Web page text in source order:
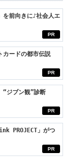
PR
を前向きに♪社会人エ
PR
ードの都市伝説
PR
“ジブン観”診断
PR
PROJECT」がつ